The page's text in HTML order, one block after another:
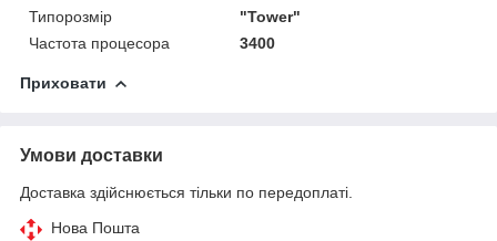
Типорозмір
"Tower"
Частота процесора
3400
Приховати
Умови доставки
Доставка здійснюється тільки по передоплаті.
Нова Пошта